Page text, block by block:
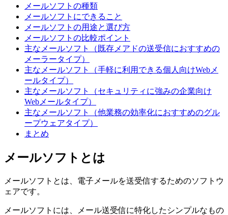
メールソフトの種類
メールソフトにできること
メールソフトの用途と選び方
メールソフトの比較ポイント
主なメールソフト（既存メアドの送受信におすすめの
メーラータイプ）
主なメールソフト（手軽に利用できる個人向けWebメ
ールタイプ）
主なメールソフト（セキュリティに強みの企業向け
Webメールタイプ）
主なメールソフト（他業務の効率化におすすめのグル
ープウェアタイプ）
まとめ
メールソフトとは
メールソフトとは、電子メールを送受信するためのソフトウ
ェアです。
メールソフトには、メール送受信に特化したシンプルなもの